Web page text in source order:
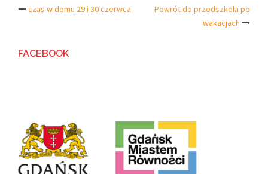
Post
navigation
czas w domu 29 i 30 czerwca
Powrót do przedszkola po
wakacjach
FACEBOOK